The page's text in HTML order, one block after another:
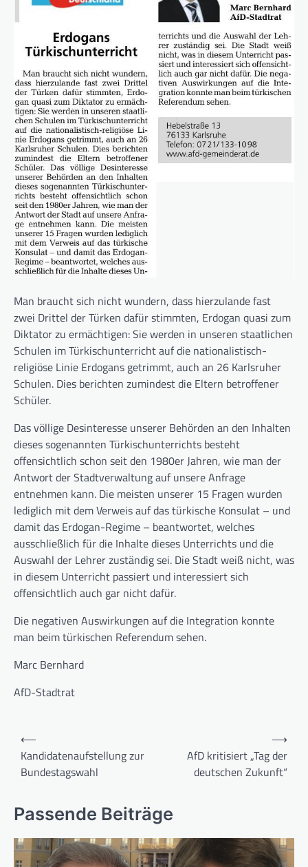
Man braucht sich nicht wundern, dass hierzulande fast
zwei Drittel der Türken dafür stimmten, Erdogan quasi zum
Diktator zu ermächtigen: Sie werden in unseren staatlichen
Schulen im Türkischunterricht auf die nationalistisch-
religiöse Linie Erdogans getrimmt, auch an 26 Karlsruher
Schulen. Dies berichten zumindest die Eltern betroffener
Schüler.
Das völlige Desinteresse unserer Behörden an den Inhalten
dieses sogenannten Türkischunterrichts besteht
offensichtlich schon seit den 1980er Jahren, wie man der
Antwort der Stadtverwaltung auf unsere Anfrage
entnehmen kann. Die meisten unserer 15 Fragen wurden
lediglich mit dem Verweis auf das türkische Konsulat – und
damit das Erdogan-Regime – beantwortet, welches
ausschließlich für die Inhalte dieses Unterrichts und die
Auswahl der Lehrer zuständig sei. Die Stadt weiß nicht, was
in diesem Unterricht passiert und interessiert sich
offensichtlich auch gar nicht dafür.
Die negativen Auswirkungen auf die Integration konnte
man beim türkischen Referendum sehen.
Marc Bernhard
AfD-Stadtrat
Beitragsnavigation
⟵
Kandidatenaufstellung zur
Bundestagswahl
AfD kritisiert „Tag der
deutschen Zukunft“
⟶
Passende Beiträge